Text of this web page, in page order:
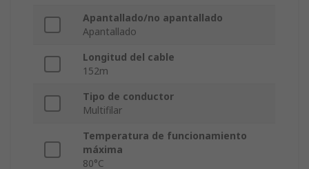
Apantallado/no apantallado
Apantallado
Longitud del cable
152m
Tipo de conductor
Multifilar
Temperatura de funcionamiento
máxima
80°C